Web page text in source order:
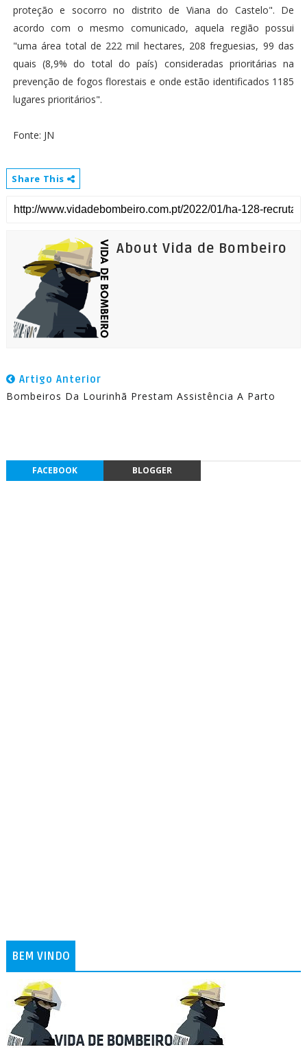
proteção e socorro no distrito de Viana do Castelo". De
acordo com o mesmo comunicado, aquela região possui
"uma área total de 222 mil hectares, 208 freguesias, 99 das
quais (8,9% do total do país) consideradas prioritárias na
prevenção de fogos florestais e onde estão identificados 1185
lugares prioritários".
Fonte: JN
Share This
About Vida de Bombeiro
Artigo Anterior
Bombeiros Da Lourinhã Prestam Assistência A Parto
FACEBOOK BLOGGER
BEM VINDO